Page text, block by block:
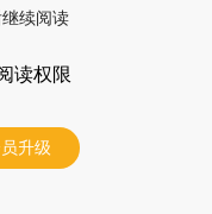
续阅读
读权限
升级